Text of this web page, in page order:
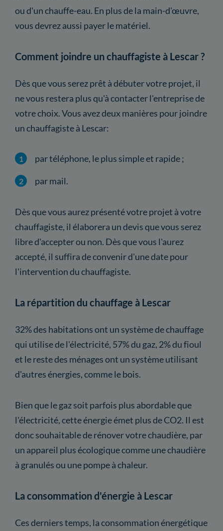
ou d'un chauffe-eau. En plus de la main-d'œuvre,
vous devrez aussi payer le matériel.
Comment joindre un chauffagiste à Lescar ?
Dès que vous serez prêt à débuter votre projet, il
ne vous restera plus qu'à contacter l'entreprise de
votre choix. Vous avez deux manières pour joindre
un chauffagiste à Lescar:
par téléphone, le plus simple et rapide ;
par mail.
Dès que vous aurez présenté votre projet à votre
chauffagiste, il élaborera un devis que vous serez
libre d'accepter ou non. Dès que vous l'aurez
accepté, il suffira de convenir d'une date pour
l'intervention du chauffagiste.
La répartition du chauffage à Lescar
32% des habitations ont un système de chauffage
qui utilise de l'électricité, 57% du gaz, 2% du fioul
et le reste des ménages ont un système utilisant
d'autres énergies, comme le bois.
Bien que le gaz soit parfois plus abordable que
l'électricité, cette énergie émet plus de CO2. Il est
donc souhaitable de rénover votre chaudière, par
un appareil plus écologique comme une chaudière
à granulés ou une pompe à chaleur.
La consommation d'énergie à Lescar
Ces derniers temps, la consommation énergétique